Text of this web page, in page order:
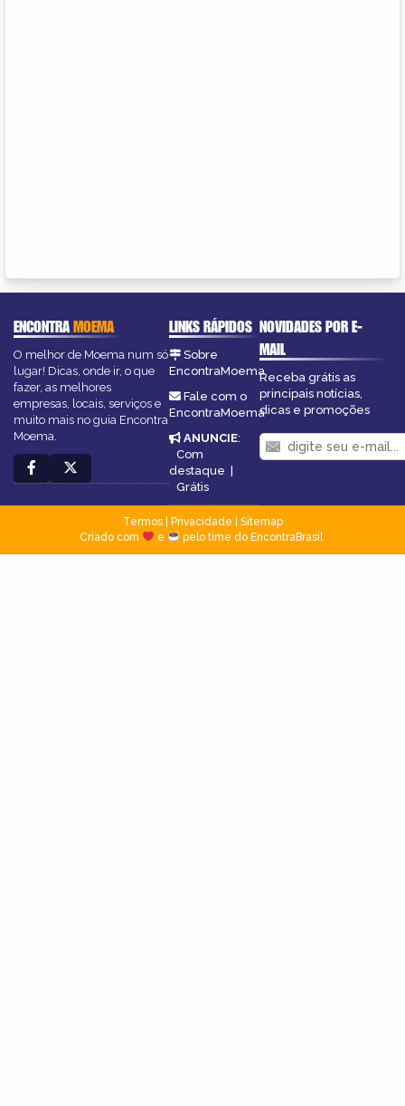
ENCONTRAMOEMA
O melhor de Moema num só
lugar! Dicas, onde ir, o que
fazer, as melhores
empresas, locais, serviços e
muito mais no guia Encontra
Moema.
LINKS RÁPIDOS
Sobre
EncontraMoema
Fale com o
EncontraMoema
ANUNCIE:
Com
destaque |
Grátis
NOVIDADES POR E-
MAIL
Receba grátis as
principais notícias,
dicas e promoções
Termos| Privacidade
Sitemap
Criado com
e pelo time do EncontraBrasil